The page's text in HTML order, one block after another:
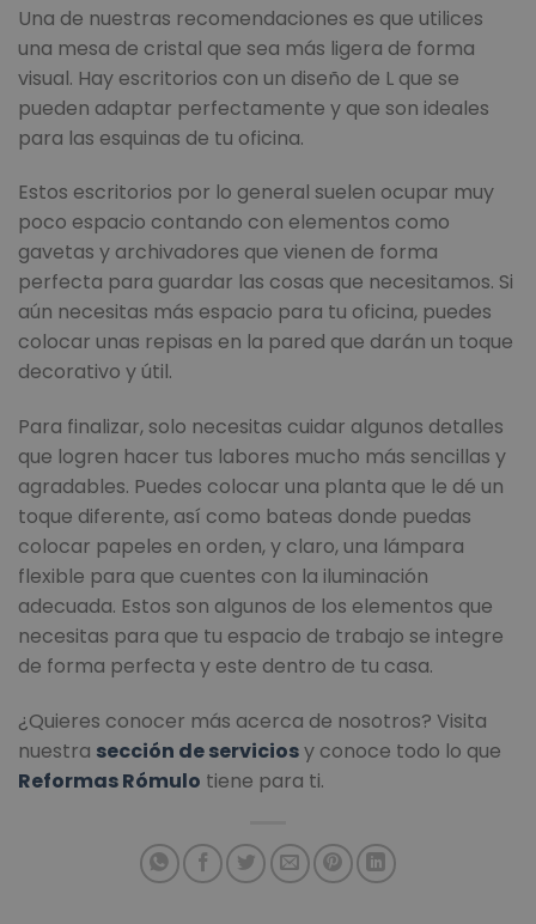
Una de nuestras recomendaciones es que utilices
una mesa de cristal que sea más ligera de forma
visual. Hay escritorios con un diseño de L que se
pueden adaptar perfectamente y que son ideales
para las esquinas de tu oficina.
Estos escritorios por lo general suelen ocupar muy
poco espacio contando con elementos como
gavetas y archivadores que vienen de forma
perfecta para guardar las cosas que necesitamos. Si
aún necesitas más espacio para tu oficina, puedes
colocar unas repisas en la pared que darán un toque
decorativo y útil.
Para finalizar, solo necesitas cuidar algunos detalles
que logren hacer tus labores mucho más sencillas y
agradables. Puedes colocar una planta que le dé un
toque diferente, así como bateas donde puedas
colocar papeles en orden, y claro, una lámpara
flexible para que cuentes con la iluminación
adecuada. Estos son algunos de los elementos que
necesitas para que tu espacio de trabajo se integre
de forma perfecta y este dentro de tu casa.
¿Quieres conocer más acerca de nosotros? Visita
nuestra sección de serviciosy conoce todo lo que
Reformas Rómulo tiene para ti.